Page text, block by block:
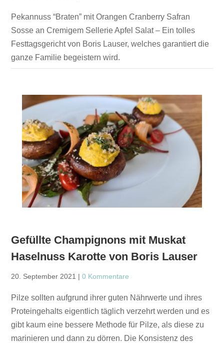
Pekannuss “Braten” mit Orangen Cranberry Safran
Sosse an Cremigem Sellerie Apfel Salat – Ein tolles
Festtagsgericht von Boris Lauser, welches garantiert die
ganze Familie begeistern wird.
Gefüllte Champignons mit Muskat
Haselnuss Karotte von Boris Lauser
20. September 2021 |0 Kommentare
Pilze sollten aufgrund ihrer guten Nährwerte und ihres
Proteingehalts eigentlich täglich verzehrt werden und es
gibt kaum eine bessere Methode für Pilze, als diese zu
marinieren und dann zu dörren. Die Konsistenz des